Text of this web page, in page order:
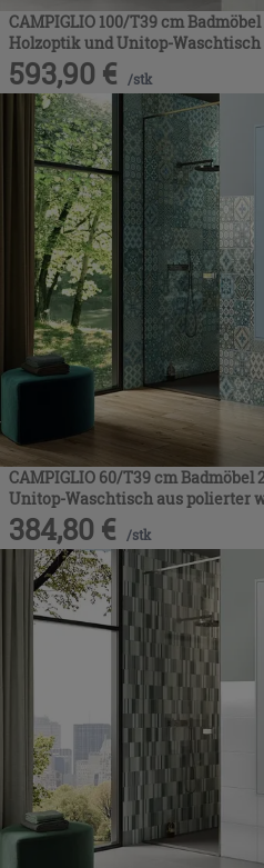
CAMPIGLIO 100/T39 cm
Holzoptik und Unitop-
593,90 € /stk
CAMPIGLIO 60/T39 cm
Unitop-Waschtisch aus polierter
384,80 € /stk